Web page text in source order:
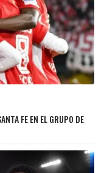
FE EN EL GRUPO DE